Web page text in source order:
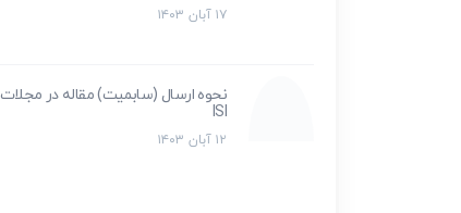
۱۷ آبان ۱۴۰۳
نحوه ارسال (سابمیت) مقاله در مجلات
ISI
۱۲ آبان ۱۴۰۳